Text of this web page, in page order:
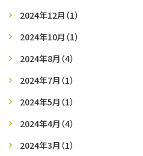
2024年12月 （1）
2024年10月 （1）
2024年8月 （4）
2024年7月 （1）
2024年5月 （1）
2024年4月 （4）
2024年3月 （1）